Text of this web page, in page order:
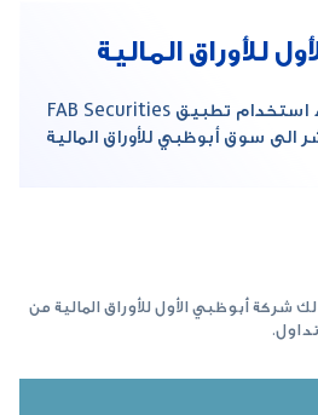
للأوراق المالية
استخدام تطبيق FAB Securities
الى سوق أبوظبي للأوراق المالية
شركة أبوظبي الأول للأوراق المالية من